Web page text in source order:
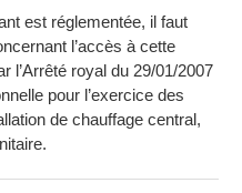
est réglementée, il faut
l’accès à cette
l’Arrêté royal du 29/01/2007
pour l’exercice des
de chauffage central,